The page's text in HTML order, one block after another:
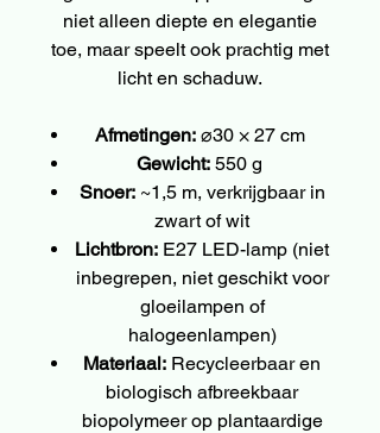
niet alleen diepte en elegantie
toe, maar speelt ook prachtig met
licht en schaduw.
Afmetingen:⌀30 × 27 cm
Gewicht: 550 g
Snoer:~1,5 m, verkrijgbaar in
zwart of wit
Lichtbron: E27 LED-lamp (niet
inbegrepen, niet geschikt voor
gloeilampen of
halogeenlampen)
Materiaal: Recycleerbaar en
biologisch afbreekbaar
biopolymeer op plantaardige